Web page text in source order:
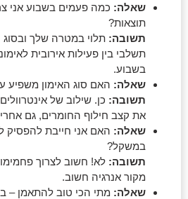
שאלה: כמה פעמים בשבוע אני
תוצאות?
תשובה: תלוי במטרה שלך ובסוג
בשבוע.
שאלה: האם סוג האימון משפיע
תשובה:
את קצב חילוף החומרים, גם אחרי
שאלה: האם אני חייבת להפסיק
במשקל?
תשובה: לא! חשוב לצרוך
מקור אנרגיה חשוב.
שאלה: מתי הכי טוב להתאמן –